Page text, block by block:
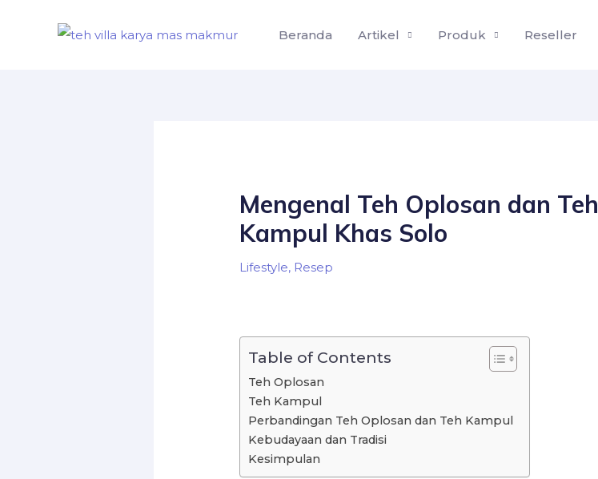
Beranda Artikel Produk Reseller
Mengenal Teh Oplosan dan Teh
Kampul Khas Solo
Lifestyle, Resep
Table of Contents
Teh Oplosan
Teh Kampul
Perbandingan Teh Oplosan dan Teh Kampul
Kebudayaan dan Tradisi
Kesimpulan